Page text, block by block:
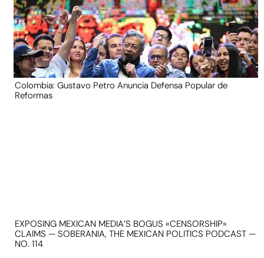
Colombia: Gustavo Petro Anuncia Defensa Popular de
Reformas
EXPOSING MEXICAN MEDIA’S BOGUS «CENSORSHIP»
CLAIMS — SOBERANIA, THE MEXICAN POLITICS PODCAST —
NO. 114